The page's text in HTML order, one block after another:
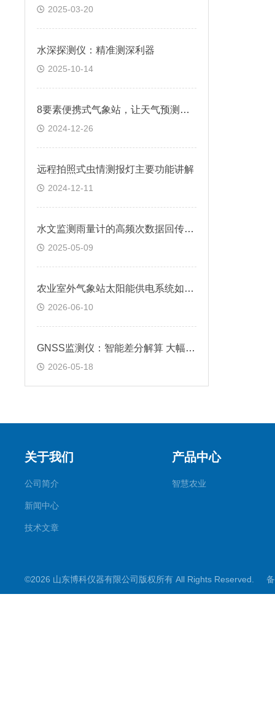
2025-03-20
水深探测仪：精准测深利器
2025-10-14
8要素便携式气象站，让天气预测触手可及
2024-12-26
远程拍照式虫情测报灯主要功能讲解
2024-12-11
水文监测雨量计的高频次数据回传效率？
2025-05-09
农业室外气象站太阳能供电系统如何配置？保障全天候稳定运行
2026-06-10
GNSS监测仪：智能差分解算 大幅提升监测精准度
2026-05-18
关于我们
公司简介
新闻中心
技术文章
产品中心
智慧农业
©2026 山东博科仪器有限公司版权所有 All Rights Reserved.